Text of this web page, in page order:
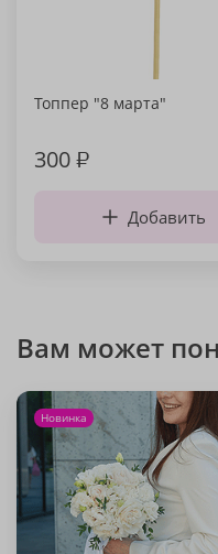
Топпер "8 марта"
300₽
Добавить
Вам может
Новинка